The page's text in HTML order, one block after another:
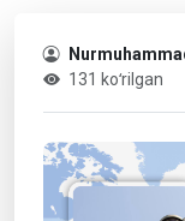
131 koʻrilgan